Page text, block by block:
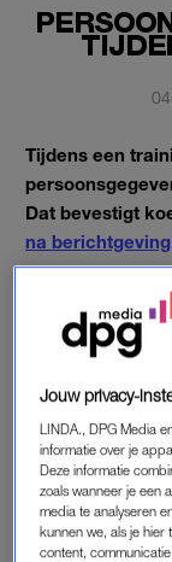
Tijdens een
Dat bevestigt
na berichtgeving
Ook bevestigt de
medewerker die
maken van het
Begin vorig jaar
persoonlijke
corona of
Jouw privacy-
LINDA., DPG Media
informatie over je
Deze informatie
zoals wanneer je een
media te analyseren
kunnen we, als je hier
content,